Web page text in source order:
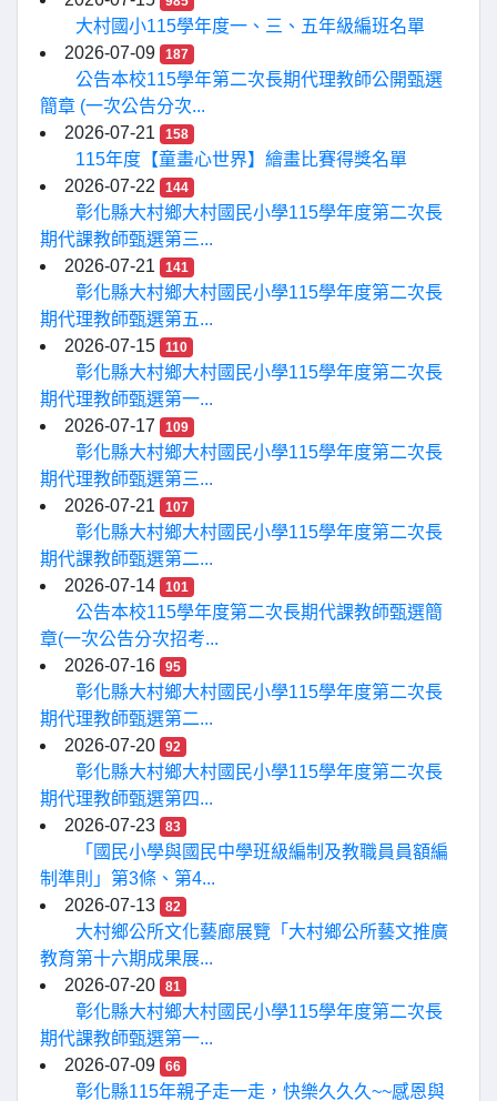
大村國小115學年度一、三、五年級編班名單
2026-07-09
187
公告本校115學年第二次長期代理教師公開甄選
簡章 (一次公告分次...
2026-07-21
158
115年度【童畫心世界】繪畫比賽得獎名單
2026-07-22
144
彰化縣大村鄉大村國民小學115學年度第二次長
期代課教師甄選第三...
2026-07-21
141
彰化縣大村鄉大村國民小學115學年度第二次長
期代理教師甄選第五...
2026-07-15
110
彰化縣大村鄉大村國民小學115學年度第二次長
期代理教師甄選第一...
2026-07-17
109
彰化縣大村鄉大村國民小學115學年度第二次長
期代理教師甄選第三...
2026-07-21
107
彰化縣大村鄉大村國民小學115學年度第二次長
期代課教師甄選第二...
2026-07-14
101
公告本校115學年度第二次長期代課教師甄選簡
章(一次公告分次招考...
2026-07-16
95
彰化縣大村鄉大村國民小學115學年度第二次長
期代理教師甄選第二...
2026-07-20
92
彰化縣大村鄉大村國民小學115學年度第二次長
期代理教師甄選第四...
2026-07-23
83
「國民小學與國民中學班級編制及教職員員額編
制準則」第3條、第4...
2026-07-13
82
大村鄉公所文化藝廊展覽「大村鄉公所藝文推廣
教育第十六期成果展...
2026-07-20
81
彰化縣大村鄉大村國民小學115學年度第二次長
期代課教師甄選第一...
2026-07-09
66
彰化縣115年親子走一走，快樂久久久~~感恩與